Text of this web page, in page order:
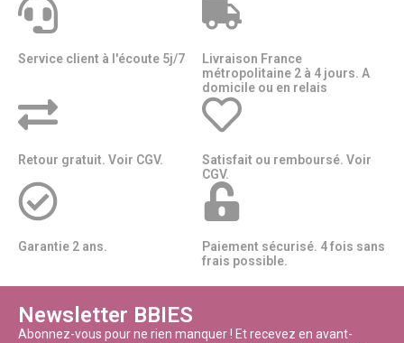
Service client à l'écoute 5j/7
Livraison France
métropolitaine 2 à 4 jours. A
domicile ou en relais​​
Retour gratuit. Voir CGV.
Satisfait ou remboursé. Voir
CGV.
Garantie 2 ans.
Paiement sécurisé. 4 fois sans
frais possible.
Newsletter BBIES
Abonnez-vous pour ne rien manquer ! Et recevez en avant-